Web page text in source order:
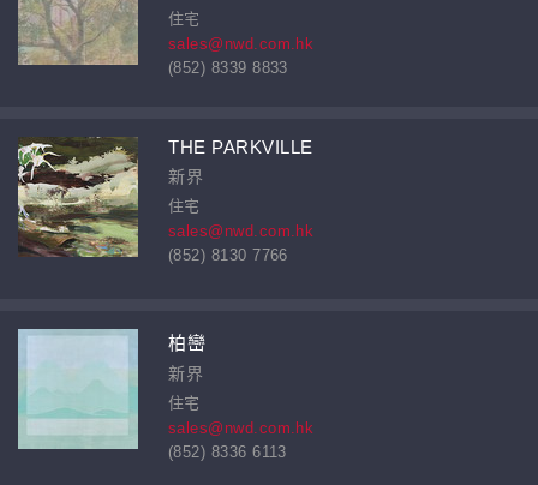
住宅
sales@nwd.com.hk
(852) 8339 8833
THE PARKVILLE
新界
住宅
sales@nwd.com.hk
(852) 8130 7766
柏巒
新界
住宅
sales@nwd.com.hk
(852) 8336 6113